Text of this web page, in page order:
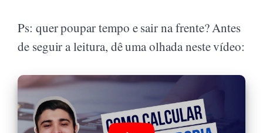
Ps: quer poupar tempo e sair na frente? Antes
de seguir a leitura, dê uma olhada neste vídeo: